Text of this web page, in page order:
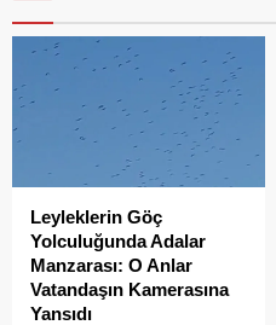
Leyleklerin Göç
Yolculuğunda Adalar
Manzarası: O Anlar
Vatandaşın Kamerasına
Yansıdı